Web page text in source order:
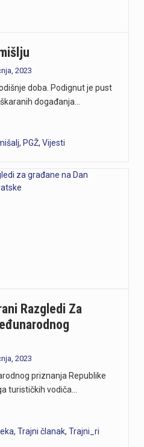
2023
doba. Podignut je pust
događanja…
, PGŽ, Vijesti
Razgledi Za
2023
priznanja Republike
turističkih vodiča…
, Trajni članak, Trajni_ri